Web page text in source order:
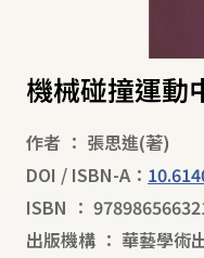
機械碰撞運動
作者 ： 張思進(著)
DOI / ISBN-A：
ISBN ：
出版機構 ： 華藝學術